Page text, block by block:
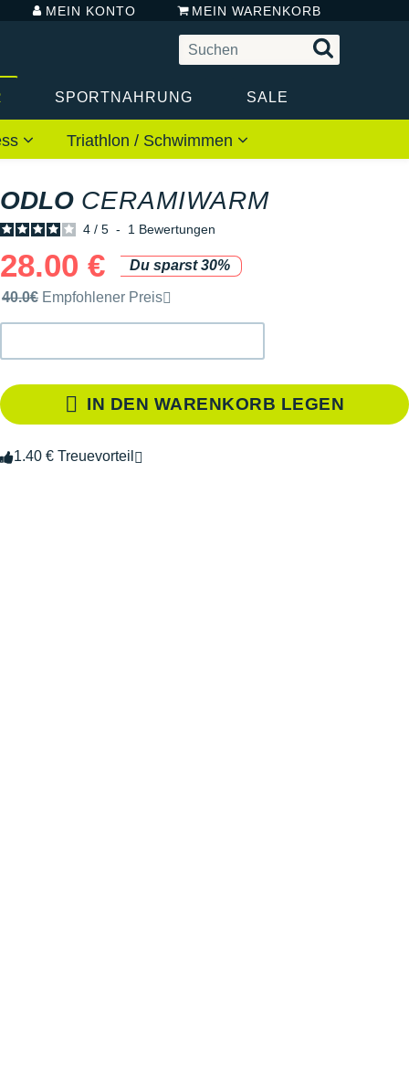
MEIN KONTO MEIN WARENKORB
SPORTNAHRUNG SALE
Triathlon / Schwimmen
ODLO CERAMIWARM
4 / 5 - 1 Bewertungen
28.00 €
Du sparst 30%
Unverbindliche Preisempfehlung der Marke
40.0€ Empfohlener Preis
IN DEN WARENKORB LEGEN
1.40 € Treuevorteil